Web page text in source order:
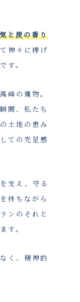
と炭の香り
神々に捧げ
す。
峰の獲物。
間、私たち
土地の恵み
ての充足感
支え、守る
持ちながら
ンのそれと
す。
く、精神的